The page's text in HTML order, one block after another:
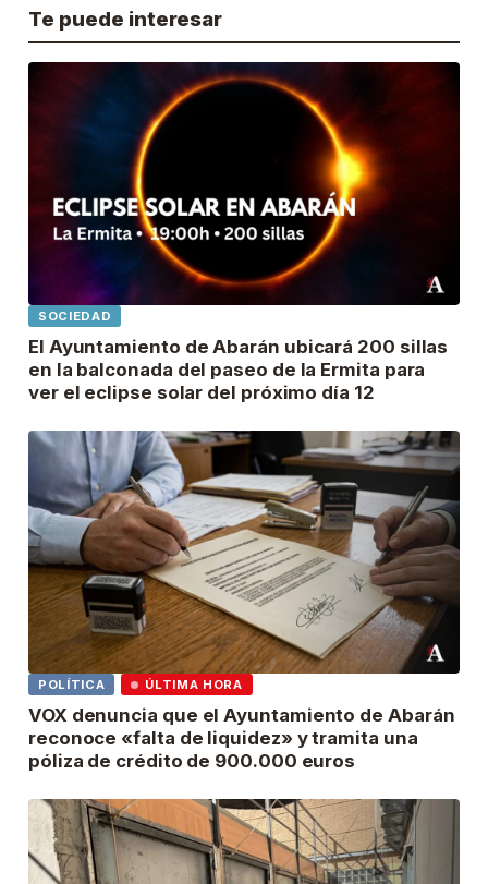
Te puede interesar
SOCIEDAD
El Ayuntamiento de Abarán ubicará 200 sillas
en la balconada del paseo de la Ermita para
ver el eclipse solar del próximo día 12
POLÍTICA ÚLTIMA HORA
VOX denuncia que el Ayuntamiento de Abarán
reconoce «falta de liquidez» y tramita una
póliza de crédito de 900.000 euros